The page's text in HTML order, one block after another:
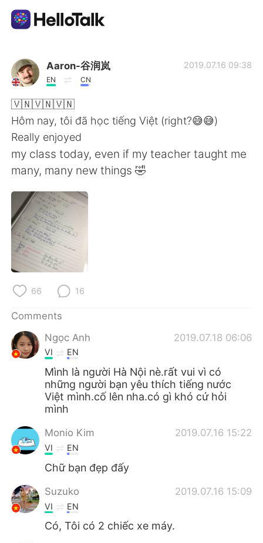
Language Exchange App
AI Grammar Checker
English
简体中文 繁體中文
Español
Français
日本語
Русский
Türkçe
Português
Aaron-谷润岚
EN CN
2019.07.16 09:38
🇻🇳🇻🇳🇻🇳
Hôm nay, tôi đã học tiếng Việt (right?😅😅)
Really enjoyed
my class today, even if my teacher taught me
many, many new things 🤣
66 16
Comments
Ngọc Anh
2019.07.18 06:06
VI EN
Mình là người Hà Nội nè.rất vui vì có
những người bạn yêu thích tiếng nước
Việt mình.cố lên nha.có gì khó cứ hỏi
mình
Monio Kim 2019.07.16 15:22
VI EN
Chữ bạn đẹp đấy
Suzuko 2019.07.16 15:09
VI EN
Có, Tôi có 2 chiếc xe máy.